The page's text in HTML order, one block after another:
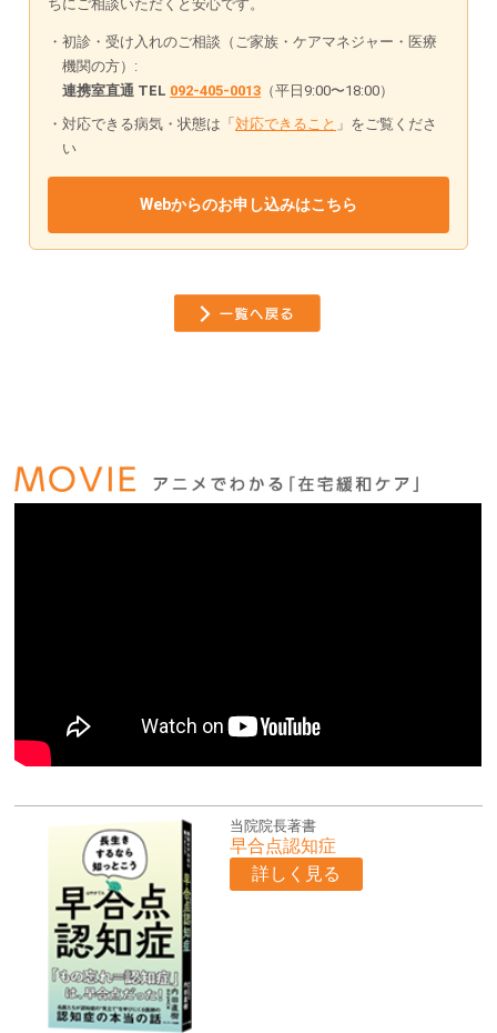
ちにご相談いただくと安心です。
初診・受け入れのご相談（ご家族・ケアマネジャー・医療
機関の方）:
連携室直通 TEL 092-405-0013 （平日9:00〜18:00）
対応できる病気・状態は「対応できること 」をご覧くださ
い
Webからのお申し込みはこちら
当院院長著書
早合点認知症
詳しく見る